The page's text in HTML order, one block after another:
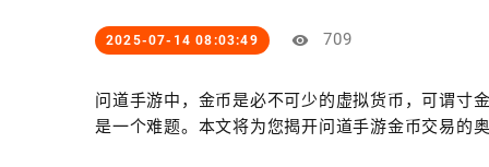
2025-07-14 08:03:49 709
问道手游中，金币是必不可少的虚拟货币，可谓寸
是一个难题。本文将为您揭开问道手游金币交易的